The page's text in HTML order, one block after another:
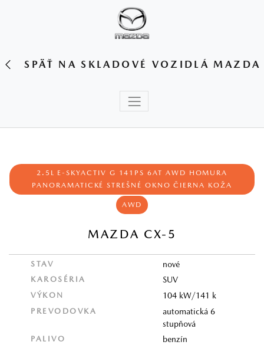
SPÄŤ NA SKLADOVÉ VOZIDLÁ MAZDA
2.5L E-SKYACTIV G 141PS 6AT AWD HOMURA
PANORAMATICKÉ STREŠNÉ OKNO ČIERNA KOŽA
AWD
MAZDA CX-5
STAV nové
KAROSÉRIA SUV
VÝKON 104 kW/141 k
PREVODOVKA
automatická 6
stupňová
PALIVO benzín